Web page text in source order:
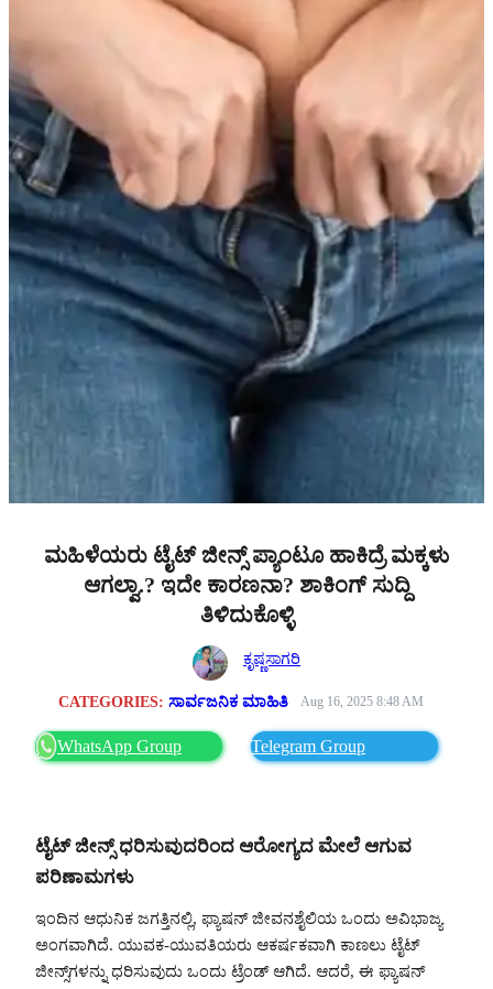
ಮಹಿಳೆಯರು ಟೈಟ್ ಜೀನ್ಸ್ ಪ್ಯಾಂಟೂ ಹಾಕಿದ್ರೆ ಮಕ್ಕಳು
ಆಗಲ್ವಾ.? ಇದೇ ಕಾರಣನಾ? ಶಾಕಿಂಗ್ ಸುದ್ದಿ
ತಿಳಿದುಕೊಳ್ಳಿ
ಕೃಷ್ಣಸಾಗರಿ
CATEGORIES: ಸಾರ್ವಜನಿಕ ಮಾಹಿತಿ Aug 16, 2025 8:48 AM
WhatsApp Group Telegram Group
ಟೈಟ್ ಜೀನ್ಸ್ ಧರಿಸುವುದರಿಂದ ಆರೋಗ್ಯದ ಮೇಲೆ ಆಗುವ
ಪರಿಣಾಮಗಳು
ಇಂದಿನ ಆಧುನಿಕ ಜಗತ್ತಿನಲ್ಲಿ, ಫ್ಯಾಷನ್ ಜೀವನಶೈಲಿಯ ಒಂದು ಅವಿಭಾಜ್ಯ
ಅಂಗವಾಗಿದೆ. ಯುವಕ-ಯುವತಿಯರು ಆಕರ್ಷಕವಾಗಿ ಕಾಣಲು ಟೈಟ್
ಜೀನ್ಸ್‌ಗಳನ್ನು ಧರಿಸುವುದು ಒಂದು ಟ್ರೆಂಡ್ ಆಗಿದೆ. ಆದರೆ, ಈ ಫ್ಯಾಷನ್